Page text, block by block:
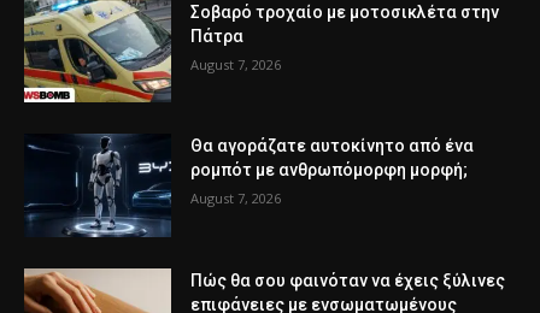
Σοβαρό τροχαίο με μοτοσικλέτα στην
Πάτρα
August 7, 2026
Θα αγοράζατε αυτοκίνητο από ένα
ρομπότ με ανθρωπόμορφη μορφή;
August 7, 2026
Πώς θα σου φαινόταν να έχεις ξύλινες
επιφάνειες με ενσωματωμένους